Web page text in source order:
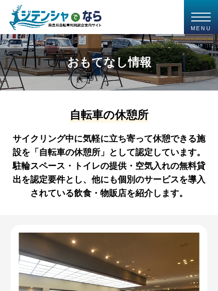
MENU
おもてなし情報
自転車の休憩所
サイクリング中に気軽に立ち寄って休憩できる施
設を「自転車の休憩所」として認定しています。
駐輪スペース・トイレの提供・空気入れの無料貸
出を認定要件とし、他にも個別のサービスを導入
されている飲食・物販店を紹介します。